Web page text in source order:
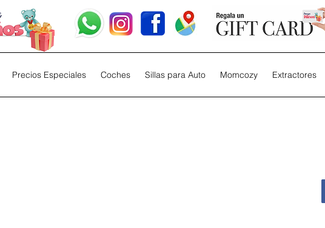
Precios Especiales Coches Sillas para Auto Momcozy Extractores